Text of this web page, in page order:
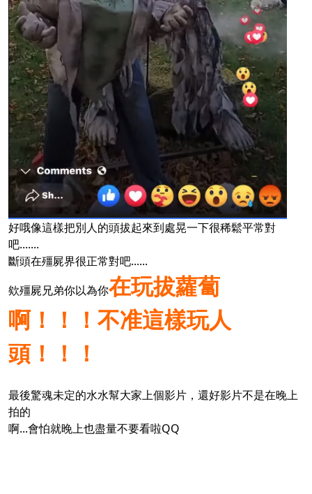
好哦像這樣把別人的頭拔起來到處晃一下很稀鬆平常對
吧.......
斷頭在殭屍界很正常對吧......
欸殭屍兄弟你以為你在玩拔蘿蔔
啊！！！不准這樣玩人
頭！！！
最後驚魂未定的水水幫大家上個影片，還好影片不是在晚上
拍的
啊...會怕就晚上也盡量不要看啦QQ